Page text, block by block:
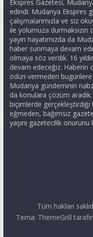
Ekspres Gazetesi,
edindi. Mudanya Ekspres
çalışmalarımızla ve siz
ile yolumuza
yayın hayatımızda da
haber sunmaya devam
olmaya söz verdik. 16
devam edeceğiz. Haberin
ödün vermeden bugünlere
Mudanya gündeminin
da konulara çözüm
biçimlerde gerçekleştirdiği
eğmeden, bağımsız
yaşını gazetecilik
Tüm hakları
Tema: ThemeGrill